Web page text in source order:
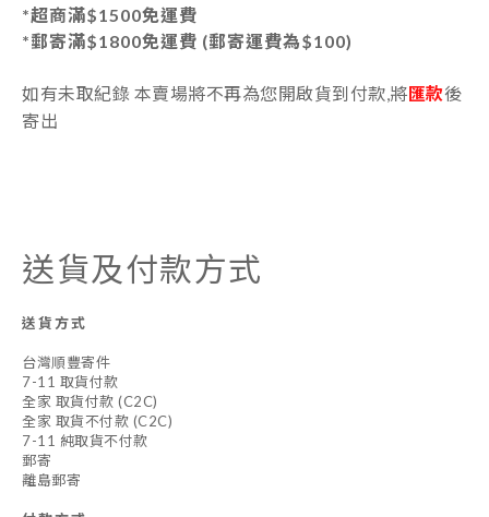
*超商滿$1500免運費
*郵寄滿$1800免運費 (郵寄運費為$100)
如有未取紀錄 本賣場將不再為您開啟貨到付款,將匯款後
寄出
送貨及付款方式
送貨方式
台灣順豐寄件
7-11 取貨付款
全家 取貨付款 (C2C)
全家 取貨不付款 (C2C)
7-11 純取貨不付款
郵寄
離島郵寄